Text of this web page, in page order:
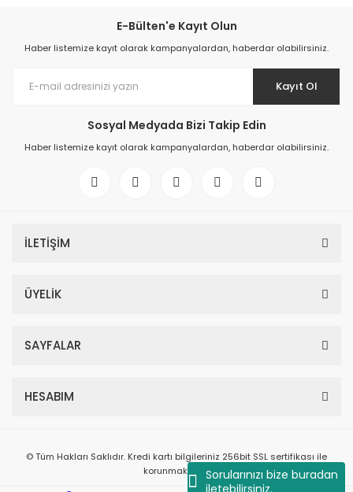
Sorularınızı bize buradan
iletebilirsiniz.
E-Bülten'e Kayıt Olun
Haber listemize kayıt olarak kampanyalardan, haberdar olabilirsiniz.
Kayıt Ol
Sosyal Medyada Bizi Takip Edin
Haber listemize kayıt olarak kampanyalardan, haberdar olabilirsiniz.
İLETİŞİM
ÜYELİK
SAYFALAR
HESABIM
© Tüm Hakları Saklıdır. Kredi kartı bilgileriniz 256bit SSL sertifikası ile
korunmaktadır.